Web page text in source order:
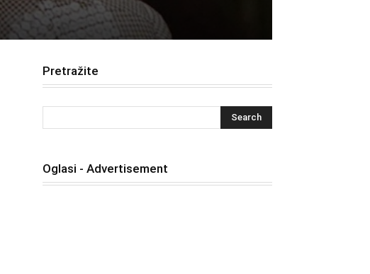
Pretražite
Oglasi - Advertisement